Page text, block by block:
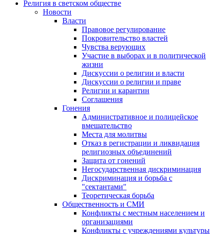
Религия в светском обществе
Новости
Власти
Правовое регулирование
Покровительство властей
Чувства верующих
Участие в выборах и в политической
жизни
Дискуссии о религии и власти
Дискуссии о религии и праве
Религии и карантин
Соглашения
Гонения
Административное и полицейское
вмешательство
Места для молитвы
Отказ в регистрации и ликвидация
религиозных объединений
Защита от гонений
Негосударственная дискриминация
Дискриминация и борьба с
"сектантами"
Теоретическая борьба
Общественность и СМИ
Конфликты с местным населением и
организациями
Конфликты с учреждениями культуры